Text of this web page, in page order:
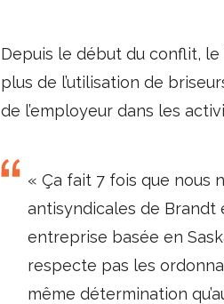
Depuis le début du conflit,
plus de l’utilisation de
de l’employeur dans les
« Ça fait 7 fois que nous
antisyndicales de Brandt
entreprise basée en
respecte pas les
même détermination